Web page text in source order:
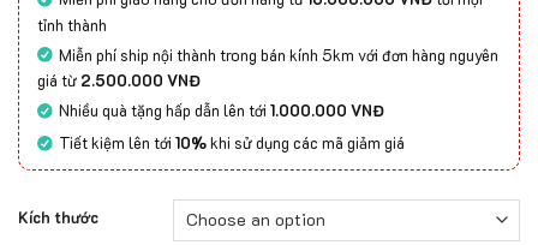
tỉnh thành
Miễn phí ship nội thành trong bán kính 5km với đơn hàng nguyên
giá từ 2.500.000 VNĐ
Nhiều quà tặng hấp dẫn lên tới1.000.000 VNĐ
Tiết kiệm lên tới10%khi sử dụng các mã giảm giá
Kích thước